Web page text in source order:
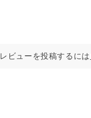
レビューを投稿するには